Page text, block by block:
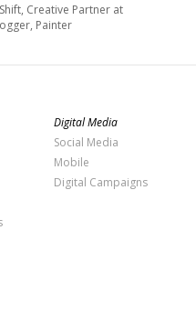
Creative Partner at
Painter
Digital Media
Social Media
Mobile
Digital Campaigns